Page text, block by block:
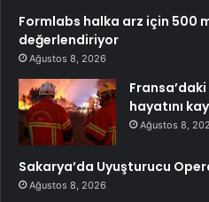
Formlabs halka arz için 500
değerlendiriyor
Ağustos 8, 2026
hayatını
Ağustos 8,
Sakarya’da Uyuşturucu
Ağustos 8, 2026